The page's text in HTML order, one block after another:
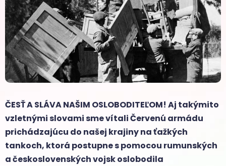
ČESŤ A SLÁVA NAŠIM OSLOBODITEĽOM! Aj takýmito
vzletnými slovami sme vítali Červenú armádu
prichádzajúcu do našej krajiny na ťažkých
tankoch, ktorá postupne s pomocou rumunských
a československých vojsk oslobodila